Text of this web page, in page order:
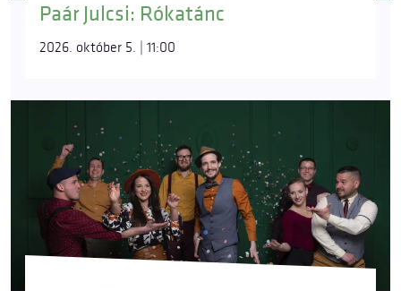
Paár Julcsi: Rókatánc
2026. október 5. | 11:00